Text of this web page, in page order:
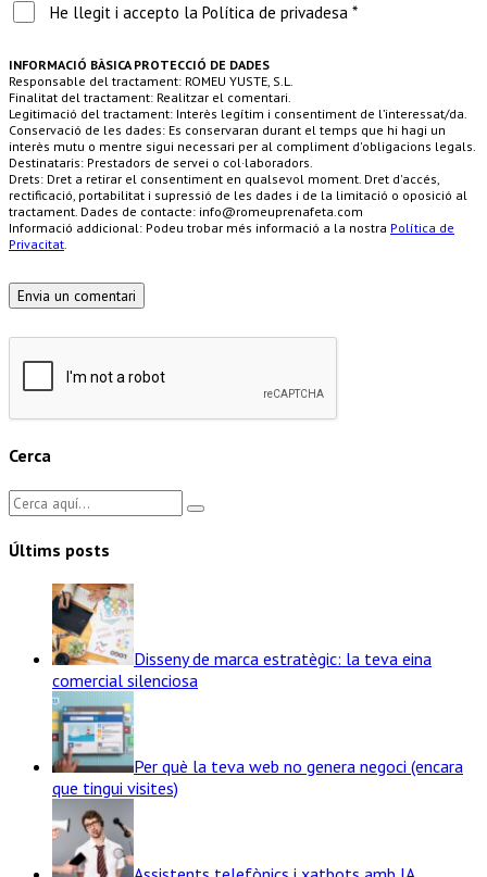
He llegit i accepto la Política de privadesa *
INFORMACIÓ BÀSICA PROTECCIÓ DE DADES
Responsable del tractament: ROMEU YUSTE, S.L.
Finalitat del tractament: Realitzar el comentari.
Legitimació del tractament: Interès legítim i consentiment de l’interessat/da.
Conservació de les dades: Es conservaran durant el temps que hi hagi un
interès mutu o mentre sigui necessari per al compliment d'obligacions legals.
Destinataris: Prestadors de servei o col·laboradors.
Drets: Dret a retirar el consentiment en qualsevol moment. Dret d'accés,
rectificació, portabilitat i supressió de les dades i de la limitació o oposició al
tractament. Dades de contacte: info@romeuprenafeta.com
Informació addicional: Podeu trobar més informació a la nostra Política de
Privacitat.
Cerca
Últims posts
Disseny de marca estratègic: la teva eina
comercial silenciosa
Per què la teva web no genera negoci (encara
que tingui visites)